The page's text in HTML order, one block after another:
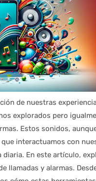
de nuestras
explorados pero
Estos sonidos,
interactuamos con
En este artículo,
llamadas y alarmas.